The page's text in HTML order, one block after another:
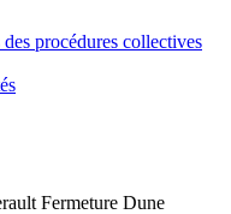
procédures collectives
Fermeture Dune